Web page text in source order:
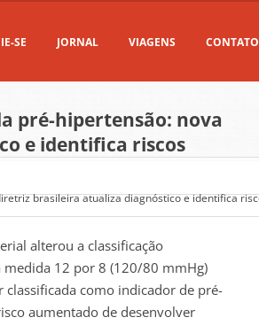
SE JORNAL VIAGENS CONTATO
pré-hipertensão: nova
e identifica riscos
alterou a classificação
12 por 8 (120/80 mmHg)
classificada como indicador de pré-
aumentado de desenvolver